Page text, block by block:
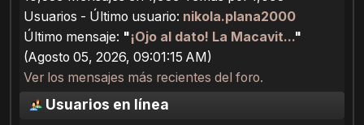
Usuarios - Último usuario: nikola.plana2000
Último mensaje: "¡Ojo al dato! La Macavit..."
(Agosto 05, 2026, 09:01:15 AM)
Ver los mensajes más recientes del foro.
Usuarios en línea